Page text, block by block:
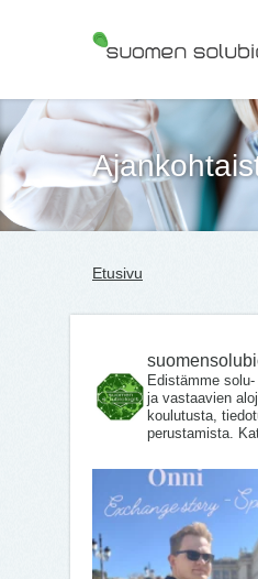
Suomen Solubiologit ry
Etusivu
Edistämme
ja vastaavien
koulutusta,
perustamista.